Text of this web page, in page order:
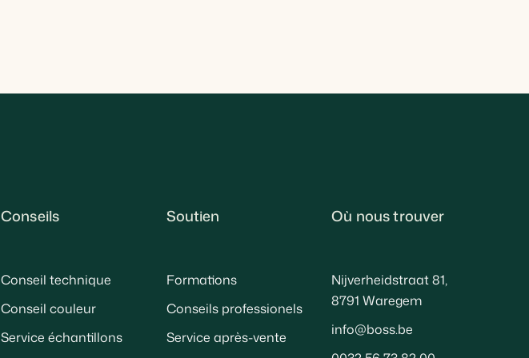
Conseils
Conseil technique
Conseil couleur
Service échantillons
Soutien
Formations
Conseils professionels
Service après-vente
Où nous trouver
Nijverheidstraat 81,
8791 Waregem
info@boss.be